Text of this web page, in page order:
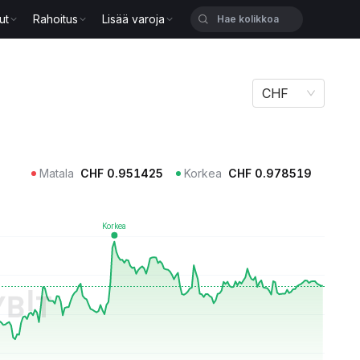
Rahoitus Lisää varoja
CHF
Matala CHF 0.951425 Korkea CHF 0.978519